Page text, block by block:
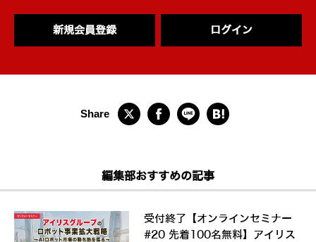
新規会員登録 ログイン
編集部おすすめの記事
受付終了【オンラインセミナー
#20 先着100名無料】アイリス